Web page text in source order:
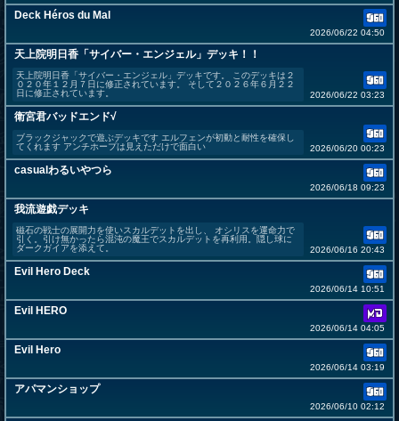
Deck Héros du Mal
2026/06/22 04:50
天上院明日香「サイバー・エンジェル」デッキ！！
天上院明日香「サイバー・エンジェル」デッキです。 このデッキは２
０２０年１２月７日に修正されています。 そして２０２６年６月２２
日に修正されています。
2026/06/22 03:23
衛宮君バッドエンド√
ブラックジャックで遊ぶデッキです エルフェンが初動と耐性を確保し
てくれます アンチホープは見えただけで面白い
2026/06/20 00:23
casualわるいやつら
2026/06/18 09:23
我流遊戯デッキ
磁石の戦士の展開力を使いスカルデットを出し、 オシリスを運命力で
引く。引け無かったら混沌の魔王でスカルデットを再利用。隠し球に
ダークガイアを添えて。
2026/06/16 20:43
Evil Hero Deck
2026/06/14 10:51
Evil HERO
2026/06/14 04:05
Evil Hero
2026/06/14 03:19
アパマンショップ
2026/06/10 02:12